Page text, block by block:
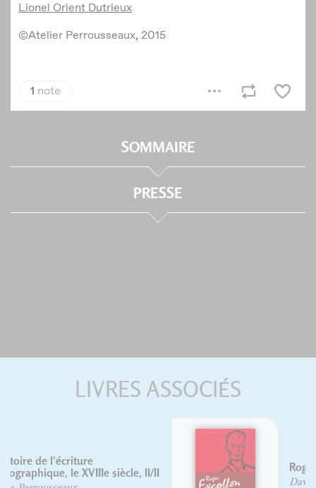
SOMMAIRE
PRESSE
LIVRES ASSOCIÉS
Roger Excoffon
David Rault